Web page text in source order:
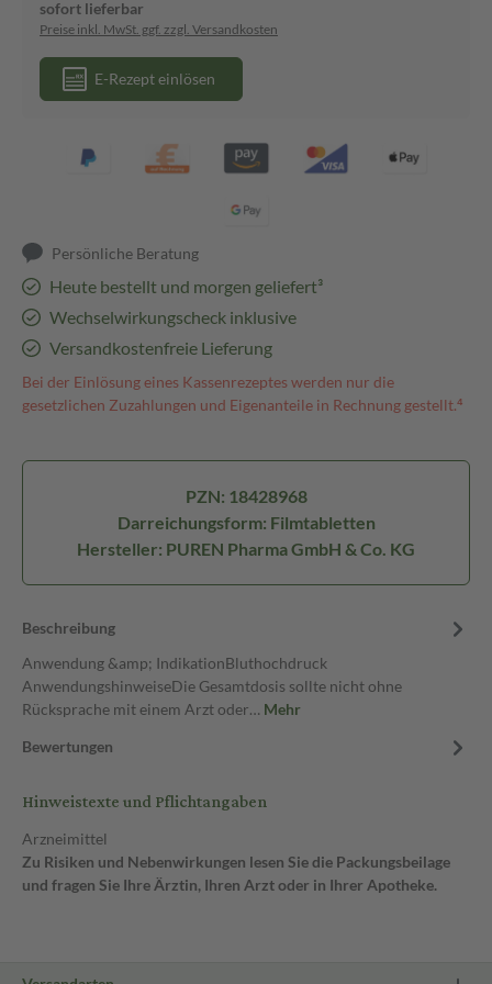
sofort lieferbar
Preise inkl. MwSt. ggf. zzgl. Versandkosten
E-Rezept einlösen
Persönliche Beratung
Heute bestellt und morgen geliefert³
Wechselwirkungscheck inklusive
Versandkostenfreie Lieferung
Bei der Einlösung eines Kassenrezeptes werden nur die
gesetzlichen Zuzahlungen und Eigenanteile in Rechnung gestellt.⁴
PZN: 18428968
Darreichungsform: Filmtabletten
Hersteller: PUREN Pharma GmbH & Co. KG
Beschreibung
Anwendung &amp; IndikationBluthochdruck
AnwendungshinweiseDie Gesamtdosis sollte nicht ohne
Rücksprache mit einem Arzt oder… Mehr
Bewertungen
Hinweistexte und Pflichtangaben
Arzneimittel
Zu Risiken und Nebenwirkungen lesen Sie die Packungsbeilage
und fragen Sie Ihre Ärztin, Ihren Arzt oder in Ihrer Apotheke.